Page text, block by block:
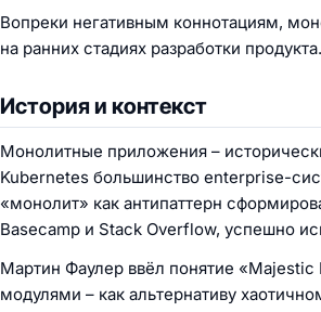
Вопреки негативным коннотациям,
на ранних стадиях разработки продукта.
История и контекст
Монолитные приложения –
Kubernetes большинство enterprise-
«монолит» как антипаттерн
Basecamp и Stack Overflow, успешно
Мартин Фаулер ввёл понятие
модулями – как альтернативу